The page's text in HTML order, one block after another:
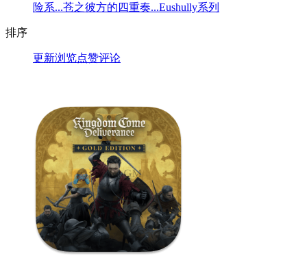
险系...苍之彼方的四重奏...Eushully系列
排序
更新浏览点赞评论